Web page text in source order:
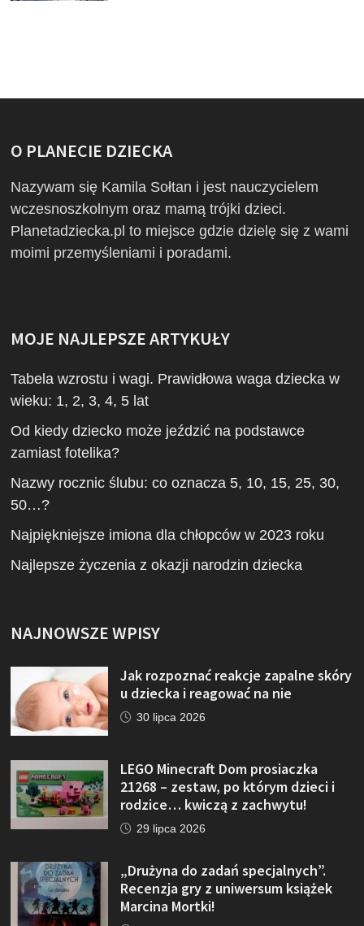
O PLANECIE DZIECKA
Nazywam się Kamila Sołtan i jest nauczycielem
wczesnoszkolnym oraz mamą trójki dzieci.
Planetadziecka.pl to miejsce gdzie dzielę się z wami
moimi przemyśleniami i poradami.
MOJE NAJLEPSZE ARTYKUŁY
Tabela wzrostu i wagi. Prawidłowa waga dziecka w
wieku: 1, 2, 3, 4, 5 lat
Od kiedy dziecko może jeździć na podstawce
zamiast fotelika?
Nazwy rocznic ślubu: co oznacza 5, 10, 15, 25, 30,
50…?
Najpiękniejsze imiona dla chłopców w 2023 roku
Najlepsze życzenia z okazji narodzin dziecka
NAJNOWSZE WPISY
Jak rozpoznać reakcje zapalne skóry
u dziecka i reagować na nie
30 lipca 2026
LEGO Minecraft Dom prosiaczka
21268 – zestaw, po którym dzieci i
rodzice… kwiczą z zachwytu!
29 lipca 2026
„Drużyna do zadań specjalnych”.
Recenzja gry z uniwersum książek
Marcina Mortki!